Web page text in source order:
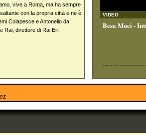
vive a Roma, ma ha sempre
con la propria città e ne è
Colapesce e Antonello da
Rai, direttore di Rai Eri,
VIDEO
Besa Muci -